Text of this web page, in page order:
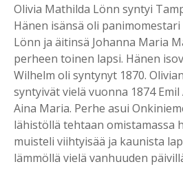
Olivia Mathilda Lönn syntyi
Hänen isänsä oli panimomestari
Lönn ja äitinsä Johanna Maria
perheen toinen lapsi. Hänen
Wilhelm oli syntynyt 1870.
syntyivät vielä vuonna 1874
Aina Maria. Perhe asui
lähistöllä tehtaan omistamassa
muisteli viihtyisää ja kaunista
lämmöllä vielä vanhuuden